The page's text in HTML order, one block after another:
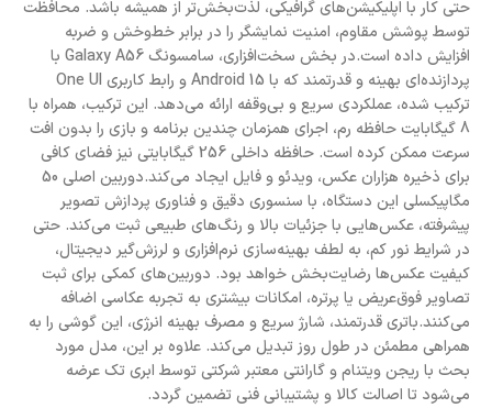
حتی کار با اپلیکیشن‌های گرافیکی، لذت‌بخش‌تر از همیشه باشد. محافظت
توسط پوشش مقاوم، امنیت نمایشگر را در برابر خط‌وخش و ضربه
افزایش داده است.در بخش سخت‌افزاری، سامسونگ Galaxy A56 با
پردازنده‌ای بهینه و قدرتمند که با Android 15 و رابط کاربری One UI
ترکیب شده، عملکردی سریع و بی‌وقفه ارائه می‌دهد. این ترکیب، همراه با
8 گیگابایت حافظه رم، اجرای همزمان چندین برنامه و بازی را بدون افت
سرعت ممکن کرده است. حافظه داخلی 256 گیگابایتی نیز فضای کافی
برای ذخیره هزاران عکس، ویدئو و فایل ایجاد می‌کند.دوربین اصلی 50
مگاپیکسلی این دستگاه، با سنسوری دقیق و فناوری پردازش تصویر
پیشرفته، عکس‌هایی با جزئیات بالا و رنگ‌های طبیعی ثبت می‌کند. حتی
در شرایط نور کم، به لطف بهینه‌سازی نرم‌افزاری و لرزش‌گیر دیجیتال،
کیفیت عکس‌ها رضایت‌بخش خواهد بود. دوربین‌های کمکی برای ثبت
تصاویر فوق‌عریض یا پرتره، امکانات بیشتری به تجربه عکاسی اضافه
می‌کنند.باتری قدرتمند، شارژ سریع و مصرف بهینه انرژی، این گوشی را به
همراهی مطمئن در طول روز تبدیل می‌کند. علاوه بر این، مدل مورد
بحث با ریجن ویتنام و گارانتی معتبر شرکتی توسط ابری تک عرضه
می‌شود تا اصالت کالا و پشتیبانی فنی تضمین گردد.